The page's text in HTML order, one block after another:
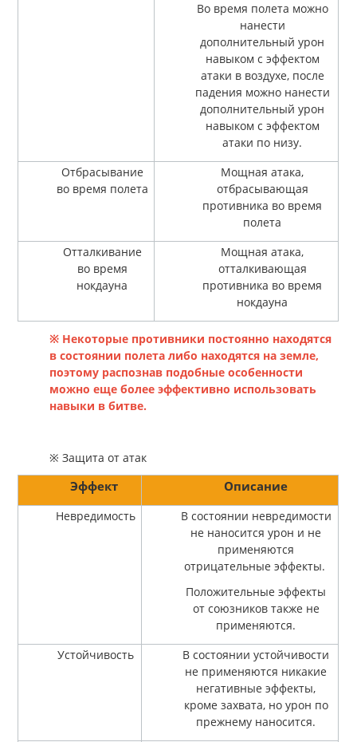
Во время полета можно
нанести
дополнительный урон
навыком с эффектом
атаки в воздухе, после
падения можно нанести
дополнительный урон
навыком с эффектом
атаки по низу.
Отбрасывание
во время полета
Мощная атака,
отбрасывающая
противника во время
полета
Отталкивание
во время
нокдауна
Мощная атака,
отталкивающая
противника во время
нокдауна
※ Некоторые противники постоянно находятся
в состоянии полета либо находятся на земле,
поэтому распознав подобные особенности
можно еще более эффективно использовать
навыки в битве.
※ Защита от атак
Эффект Описание
Невредимость
В состоянии невредимости
не наносится урон и не
применяются
отрицательные эффекты.
Положительные эффекты
от союзников также не
применяются.
Устойчивость
В состоянии устойчивости
не применяются никакие
негативные эффекты,
кроме захвата, но урон по
прежнему наносится.